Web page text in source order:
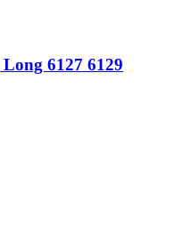
6127 6129